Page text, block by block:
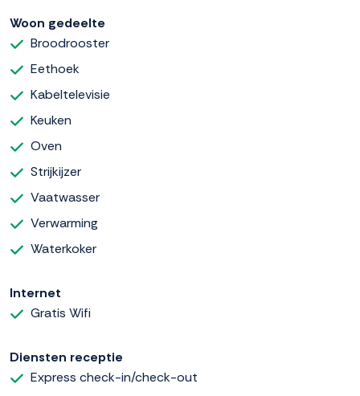
Woon gedeelte
Broodrooster
Eethoek
Kabeltelevisie
Keuken
Oven
Strijkijzer
Vaatwasser
Verwarming
Waterkoker
Internet
Gratis Wifi
Diensten receptie
Express check-in/check-out